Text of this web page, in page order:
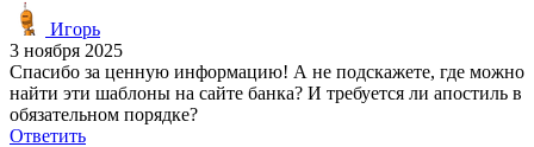
Игорь
3 ноября 2025
Спасибо за ценную информацию! А не подскажете, где можно
найти эти шаблоны на сайте банка? И требуется ли апостиль в
обязательном порядке?
Ответить